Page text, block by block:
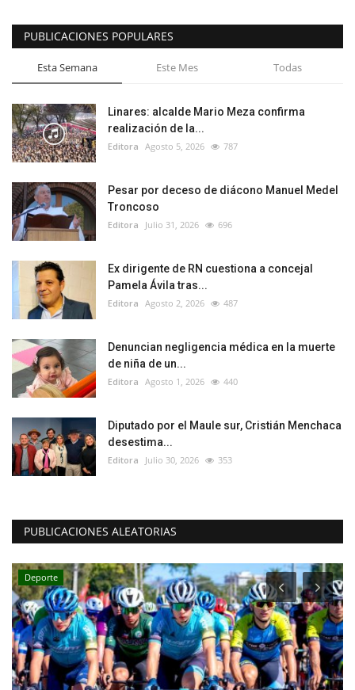
PUBLICACIONES POPULARES
Esta Semana Este Mes Todas
Linares: alcalde Mario Meza confirma
realización de la...
Editora Agosto 5, 2026 787
Pesar por deceso de diácono Manuel Medel
Troncoso
Editora Julio 31, 2026 696
Ex dirigente de RN cuestiona a concejal
Pamela Ávila tras...
Editora Agosto 2, 2026 487
Denuncian negligencia médica en la muerte
de niña de un...
Editora Agosto 1, 2026 440
Diputado por el Maule sur, Cristián Menchaca
desestima...
Editora Julio 30, 2026 353
PUBLICACIONES ALEATORIAS
Policial